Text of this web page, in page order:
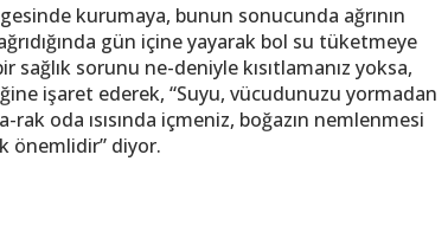
kurumaya, bunun sonucunda ağrının
gün içine yayarak bol su tüketmeye
sorunu ne-deniyle kısıtlamanız yoksa,
işaret ederek, “Suyu, vücudunuzu yormadan
oda ısısında içmeniz, boğazın nemlenmesi
önemlidir” diyor.